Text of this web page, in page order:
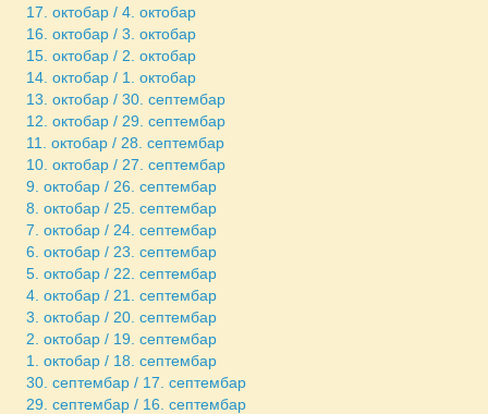
17. октобар / 4. октобар
16. октобар / 3. октобар
15. октобар / 2. октобар
14. октобар / 1. октобар
13. октобар / 30. септембар
12. октобар / 29. септембар
11. октобар / 28. септембар
10. октобар / 27. септембар
9. октобар / 26. септембар
8. октобар / 25. септембар
7. октобар / 24. септембар
6. октобар / 23. септембар
5. октобар / 22. септембар
4. октобар / 21. септембар
3. октобар / 20. септембар
2. октобар / 19. септембар
1. октобар / 18. септембар
30. септембар / 17. септембар
29. септембар / 16. септембар